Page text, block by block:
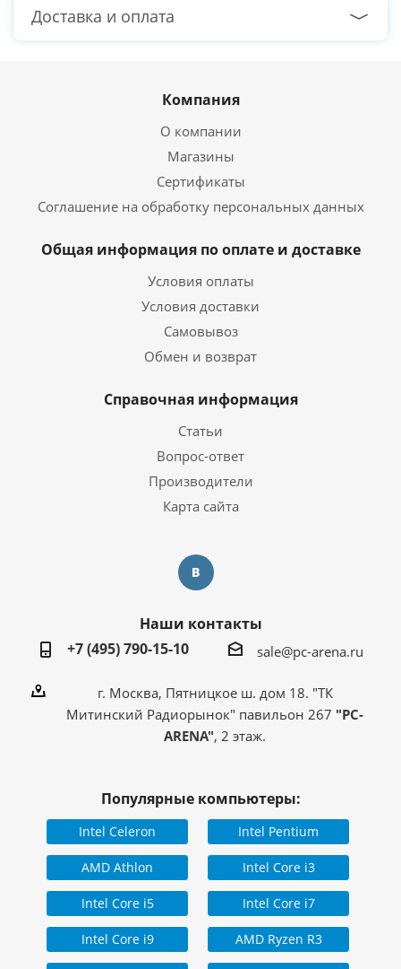
Доставка и оплата
Компания
О компании
Магазины
Сертификаты
Соглашение на обработку персональных данных
Общая информация по оплате и доставке
Условия оплаты
Условия доставки
Самовывоз
Обмен и возврат
Справочная информация
Статьи
Вопрос-ответ
Производители
Карта сайта
Наши контакты
+7 (495) 790-15-10
sale@pc-arena.ru
г. Москва, Пятницкое ш. дом 18. "ТК
Митинский Радиорынок" павильон 267 "PC-
ARENA", 2 этаж.
Популярные компьютеры:
Intel Celeron Intel Pentium
AMD Athlon Intel Core i3
Intel Core i5 Intel Core i7
Intel Core i9 AMD Ryzen R3